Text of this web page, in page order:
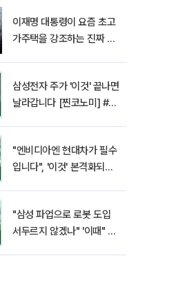
이재명 대통령이 요즘 초고
가주택을 강조하는 진짜 이
삼성전자 주가 '이것' 끝나면
날라갑니다 [찐코노미] #반
"엔비디아엔 현대차가 필수
입니다", '이것' 본격화되면
"삼성 파업으로 로봇 도입
서두르지 않겠나" '이때" 현